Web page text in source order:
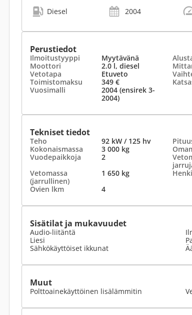
Diesel 2004
Perustiedot
Ilmoitustyyppi Myytävänä
Moottori
2.0 l, diesel
Vetotapa
Etuveto
Toimistomaksu
349 €
Vuosimalli
2004 (ensirek 3-
2004)
Tekniset tiedot
Teho 92 kW / 125 hv
Kokonaismassa
3 000 kg
Vuodepaikkoja
2
Vetomassa
(jarrullinen)
1 650 kg
Ovien lkm
4
Sisätilat ja mukavuudet
Audio-liitäntä
Liesi
Sähkökäyttöiset ikkunat
Muut
Polttoainekäyttöinen lisälämmitin